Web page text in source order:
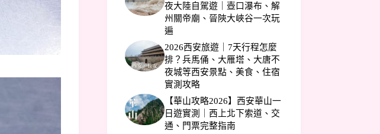
夜大陸自駕遊｜壺口瀑布、解
州關帝廟、晉陝大峽谷一次玩
遍
2026西安旅遊｜7天行程怎麼
排？兵馬俑、大雁塔、大唐不
夜城等西安景點、美食、住宿
實測攻略
【華山攻略2026】西安華山一
日遊實測｜西上北下索道、交
通、門票完整指南